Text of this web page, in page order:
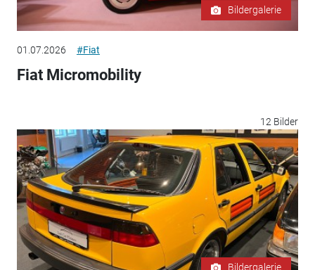
Bildergalerie
01.07.2026 #Fiat
Fiat Micromobility
12 Bilder
Bildergalerie